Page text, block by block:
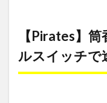
【Pirates】
ルスイッチで